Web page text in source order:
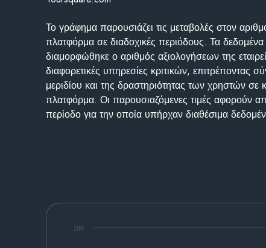
Το γράφημα παρουσιάζει τις μεταβολές στον
πλατφόρμα σε διαδοχικές περιόδους. Τα
διαμορφώθηκε ο αριθμός αξιολογήσεων της
διαφορετικές υπηρεσίες κριτικών, επιτρέποντας
μεριδίου και της δραστηριότητας των χρηστών σε
πλατφόρμα. Οι παρουσιαζόμενες τιμές αφορούν
περίοδο για την οποία υπήρχαν διαθέσιμα
100